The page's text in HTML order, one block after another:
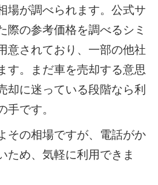
場が調べられます。公式サ
際の参考価格を調べるシミ
意されており、一部の他社
す。まだ車を売却する意思
却に迷っている段階なら利
手です。
その相場ですが、電話がか
ため、気軽に利用できま